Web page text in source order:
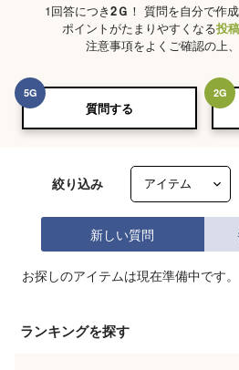
1回答につき2Ｇ ！ 質問を自分で作
ポイントがたまりやすくなる投
注意事項をよくご確認の上
5G
質問する
2G
絞り込み
新しい質問
お探しのアイテムは現在準備中です。
ランキングを探す